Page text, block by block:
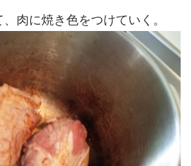
肉に焼き色をつけていく。